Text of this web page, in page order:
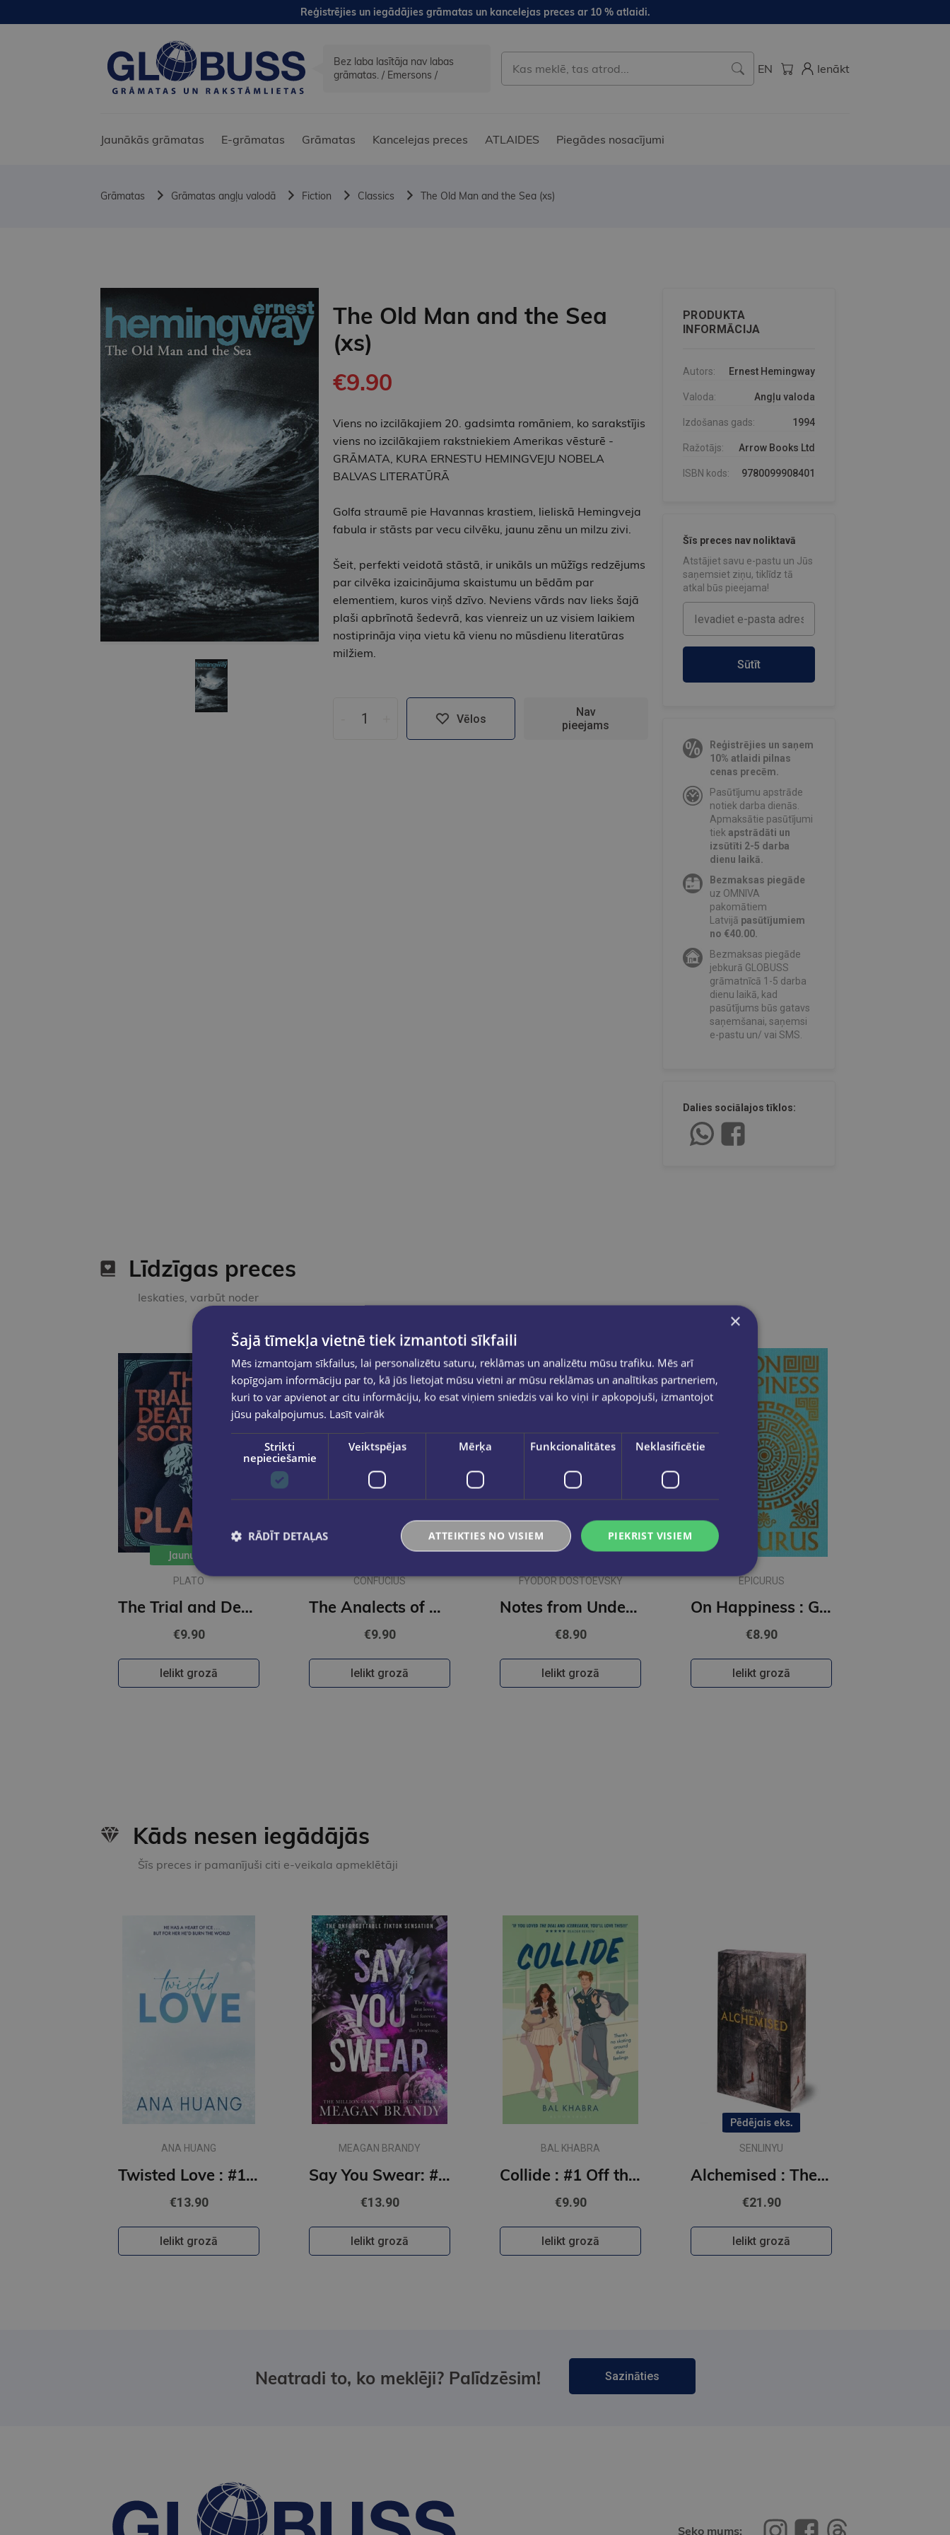
Reģistrējies un iegādājies grāmatas un kancelejas preces ar 10 % atlaidi.
Bez laba lasītāja nav labas
grāmatas. / Emersons /
EN Ienākt
Jaunākās grāmatas E-grāmatas Grāmatas Kancelejas preces ATLAIDES Piegādes nosacījumi
Grāmatas Grāmatas angļu valodā Fiction Classics The Old Man and the Sea (xs)
The Old Man and the Sea
(xs)
€9.90
Viens no izcilākajiem 20. gadsimta romāniem, ko sarakstījis
viens no izcilākajiem rakstniekiem Amerikas vēsturē -
GRĀMATA, KURA ERNESTU HEMINGVEJU NOBELA
BALVAS LITERATŪRĀ
Golfa straumē pie Havannas krastiem, lieliskā Hemingveja
fabula ir stāsts par vecu cilvēku, jaunu zēnu un milzu zivi.
Šeit, perfekti veidotā stāstā, ir unikāls un mūžīgs redzējums
par cilvēka izaicinājuma skaistumu un bēdām par
elementiem, kuros viņš dzīvo. Neviens vārds nav lieks šajā
plaši apbrīnotā šedevrā, kas vienreiz un uz visiem laikiem
nostiprināja viņa vietu kā vienu no mūsdienu literatūras
milžiem.
Vēlos
Nav
pieejams
PRODUKTA
INFORMĀCIJA
Autors: Ernest Hemingway
Valoda: Angļu valoda
Izdošanas gads: 1994
Ražotājs: Arrow Books Ltd
ISBN kods: 9780099908401
Šīs preces nav noliktavā
Atstājiet savu e-pastu un Jūs
saņemsiet ziņu, tiklīdz tā
atkal būs pieejama!
Sūtīt
Reģistrējies un saņem
10% atlaidi pilnas
cenas precēm.
Pasūtījumu apstrāde
notiek darba dienās.
Apmaksātie pasūtījumi
tiekapstrādāti un
izsūtīti 2-5 darba
dienu laikā.
Bezmaksas piegāde
uz OMNIVA
pakomātiem
Latvijā pasūtījumiem
no €40.00.
Bezmaksas piegāde
jebkurā GLOBUSS
grāmatnīcā 1-5 darba
dienu laikā, kad
pasūtījums būs gatavs
saņemšanai, saņemsi
e-pastu un/ vai SMS.
Dalies sociālajos tīklos:
Līdzīgas preces
Ieskaties, varbūt noder
Jaunums
PLATO
The Trial and Death of Socrates : Illustrated Pocket Edition with Ribbon Marker
€9.90
Ielikt grozā
CONFUCIUS
The Analects of Confucius : Illustrated Pocket Edition with Ribbon Marker
€9.90
Ielikt grozā
FYODOR DOSTOEVSKY
Notes from Underground : Gilded Pocket Edition (Arcturus Ornate Classics)
€8.90
Ielikt grozā
EPICURUS
On Happiness : Gilded Pocket Edition (Arcturus Ornate Classics)
€8.90
Ielikt grozā
Kāds nesen iegādājās
Šīs preces ir pamanījuši citi e-veikala apmeklētāji
ANA HUANG
Twisted Love : #1 Twisted series - the TikTok sensation! Fall into a world of addictive romance...
€13.90
Ielikt grozā
MEAGAN BRANDY
Say You Swear: #1 Boys of Avix series : The smash-hit TikTok sensation
€13.90
Ielikt grozā
BAL KHABRA
Collide : #1 Off the Ice series
€9.90
Ielikt grozā
Pēdējais eks.
SENLINYU
Alchemised : The global fantasy sensation with exclusive features
€21.90
Ielikt grozā
Neatradi to, ko meklēji? Palīdzēsim! Sazināties
Seko mums:
×
Šajā tīmekļa vietnē tiek izmantoti sīkfaili
Mēs izmantojam sīkfailus, lai personalizētu saturu, reklāmas un analizētu mūsu trafiku. Mēs arī
kopīgojam informāciju par to, kā jūs lietojat mūsu vietni ar mūsu reklāmas un analītikas partneriem,
kuri to var apvienot ar citu informāciju, ko esat viņiem sniedzis vai ko viņi ir apkopojuši, izmantojot
jūsu pakalpojumus. Lasīt vairāk
Strikti
nepieciešamie
Veiktspējas Mērķa Funkcionalitātes Neklasificētie
PIEKRIST VISIEM
ATTEIKTIES NO VISIEM
RĀDĪT DETAĻAS